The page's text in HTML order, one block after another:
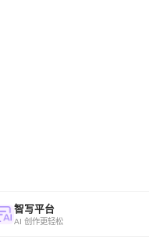
智写平台
AI 创作更轻松